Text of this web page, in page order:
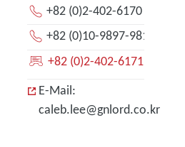
+82 (0)2-402-6170
+82 (0)10-9897-9811
+82 (0)2-402-6171
E-Mail:
caleb.lee@gnlord.co.kr